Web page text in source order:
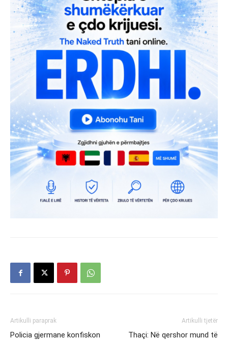
Artikulli paraprak
Policia gjermane konfiskon
Artikulli tjetër
Thaçi: Në qershor mund të